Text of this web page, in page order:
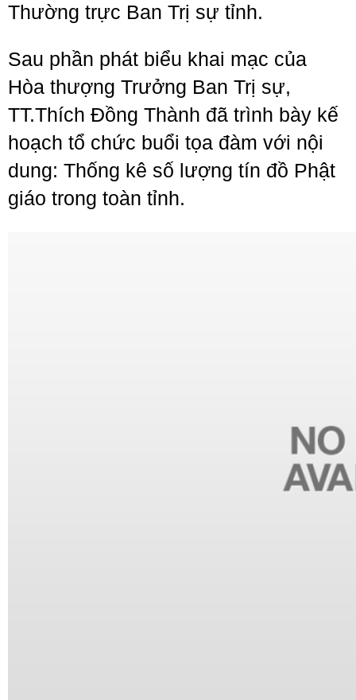
Thường trực Ban Trị sự tỉnh.
Sau phần phát biểu khai mạc của
Hòa thượng Trưởng Ban Trị sự,
TT.Thích Đồng Thành đã trình bày kế
hoạch tổ chức buổi tọa đàm với nội
dung: Thống kê số lượng tín đồ Phật
giáo trong toàn tỉnh.